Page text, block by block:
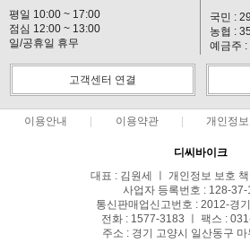
평일 10:00 ~ 17:00
점심 12:00 ~ 13:00
일/공휴일 휴무
국민 :
농협 :
예금주 :
고객센터 연결
이용안내 이용약관 개인정
디씨바이크
대표 : 김원세 ㅣ 개인정보 보호 책
사업자 등록번호 : 128-
통신판매업신고번호 : 2012-경
전화 : 1577-3183 ㅣ 팩스 :
주소 : 경기 고양시 일산동구